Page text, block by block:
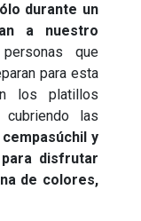
durante un
a nuestro
que
para esta
los platillos
las
y
disfrutar
de colores,